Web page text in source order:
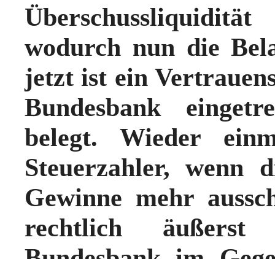
wodurch nun die
jetzt ist ein
Bundesbank
belegt. Wieder
Steuerzahler, wenn
Gewinne mehr
rechtlich